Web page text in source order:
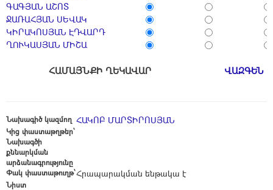
ԳԱԳՅԱՆ ԱՇՈՏ
ՋԱՌԱՀՅԱՆ ՍԵՎԱԿ
ԿԻՐԱԿՈՍՅԱՆ ԷԴՎԱՐԴ
ՂՈՒԿԱՍՅԱՆ ՄԻՇԱ
ՀԱՄԱՅՆՔԻ ՂԵԿԱՎԱՐ ՎԱԶԳԵՆ
Նախագիծ կազմող ՀԱԿՈԲ ՄԱՐՏԻՐՈՍՅԱՆ
Կից փաստաթղթեր՝
Նախագծի
քննարկման
արձանագրությունը
Փակ փաստաթուղթ՝Հրապարակման ենթակա է
Նիստ